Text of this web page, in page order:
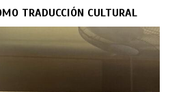
TRADUCCIÓN CULTURAL